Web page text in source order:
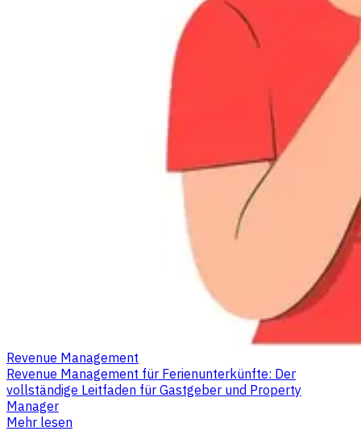
Revenue Management
Revenue Management für Ferienunterkünfte: Der
vollständige Leitfaden für Gastgeber und Property
Manager
Mehr lesen